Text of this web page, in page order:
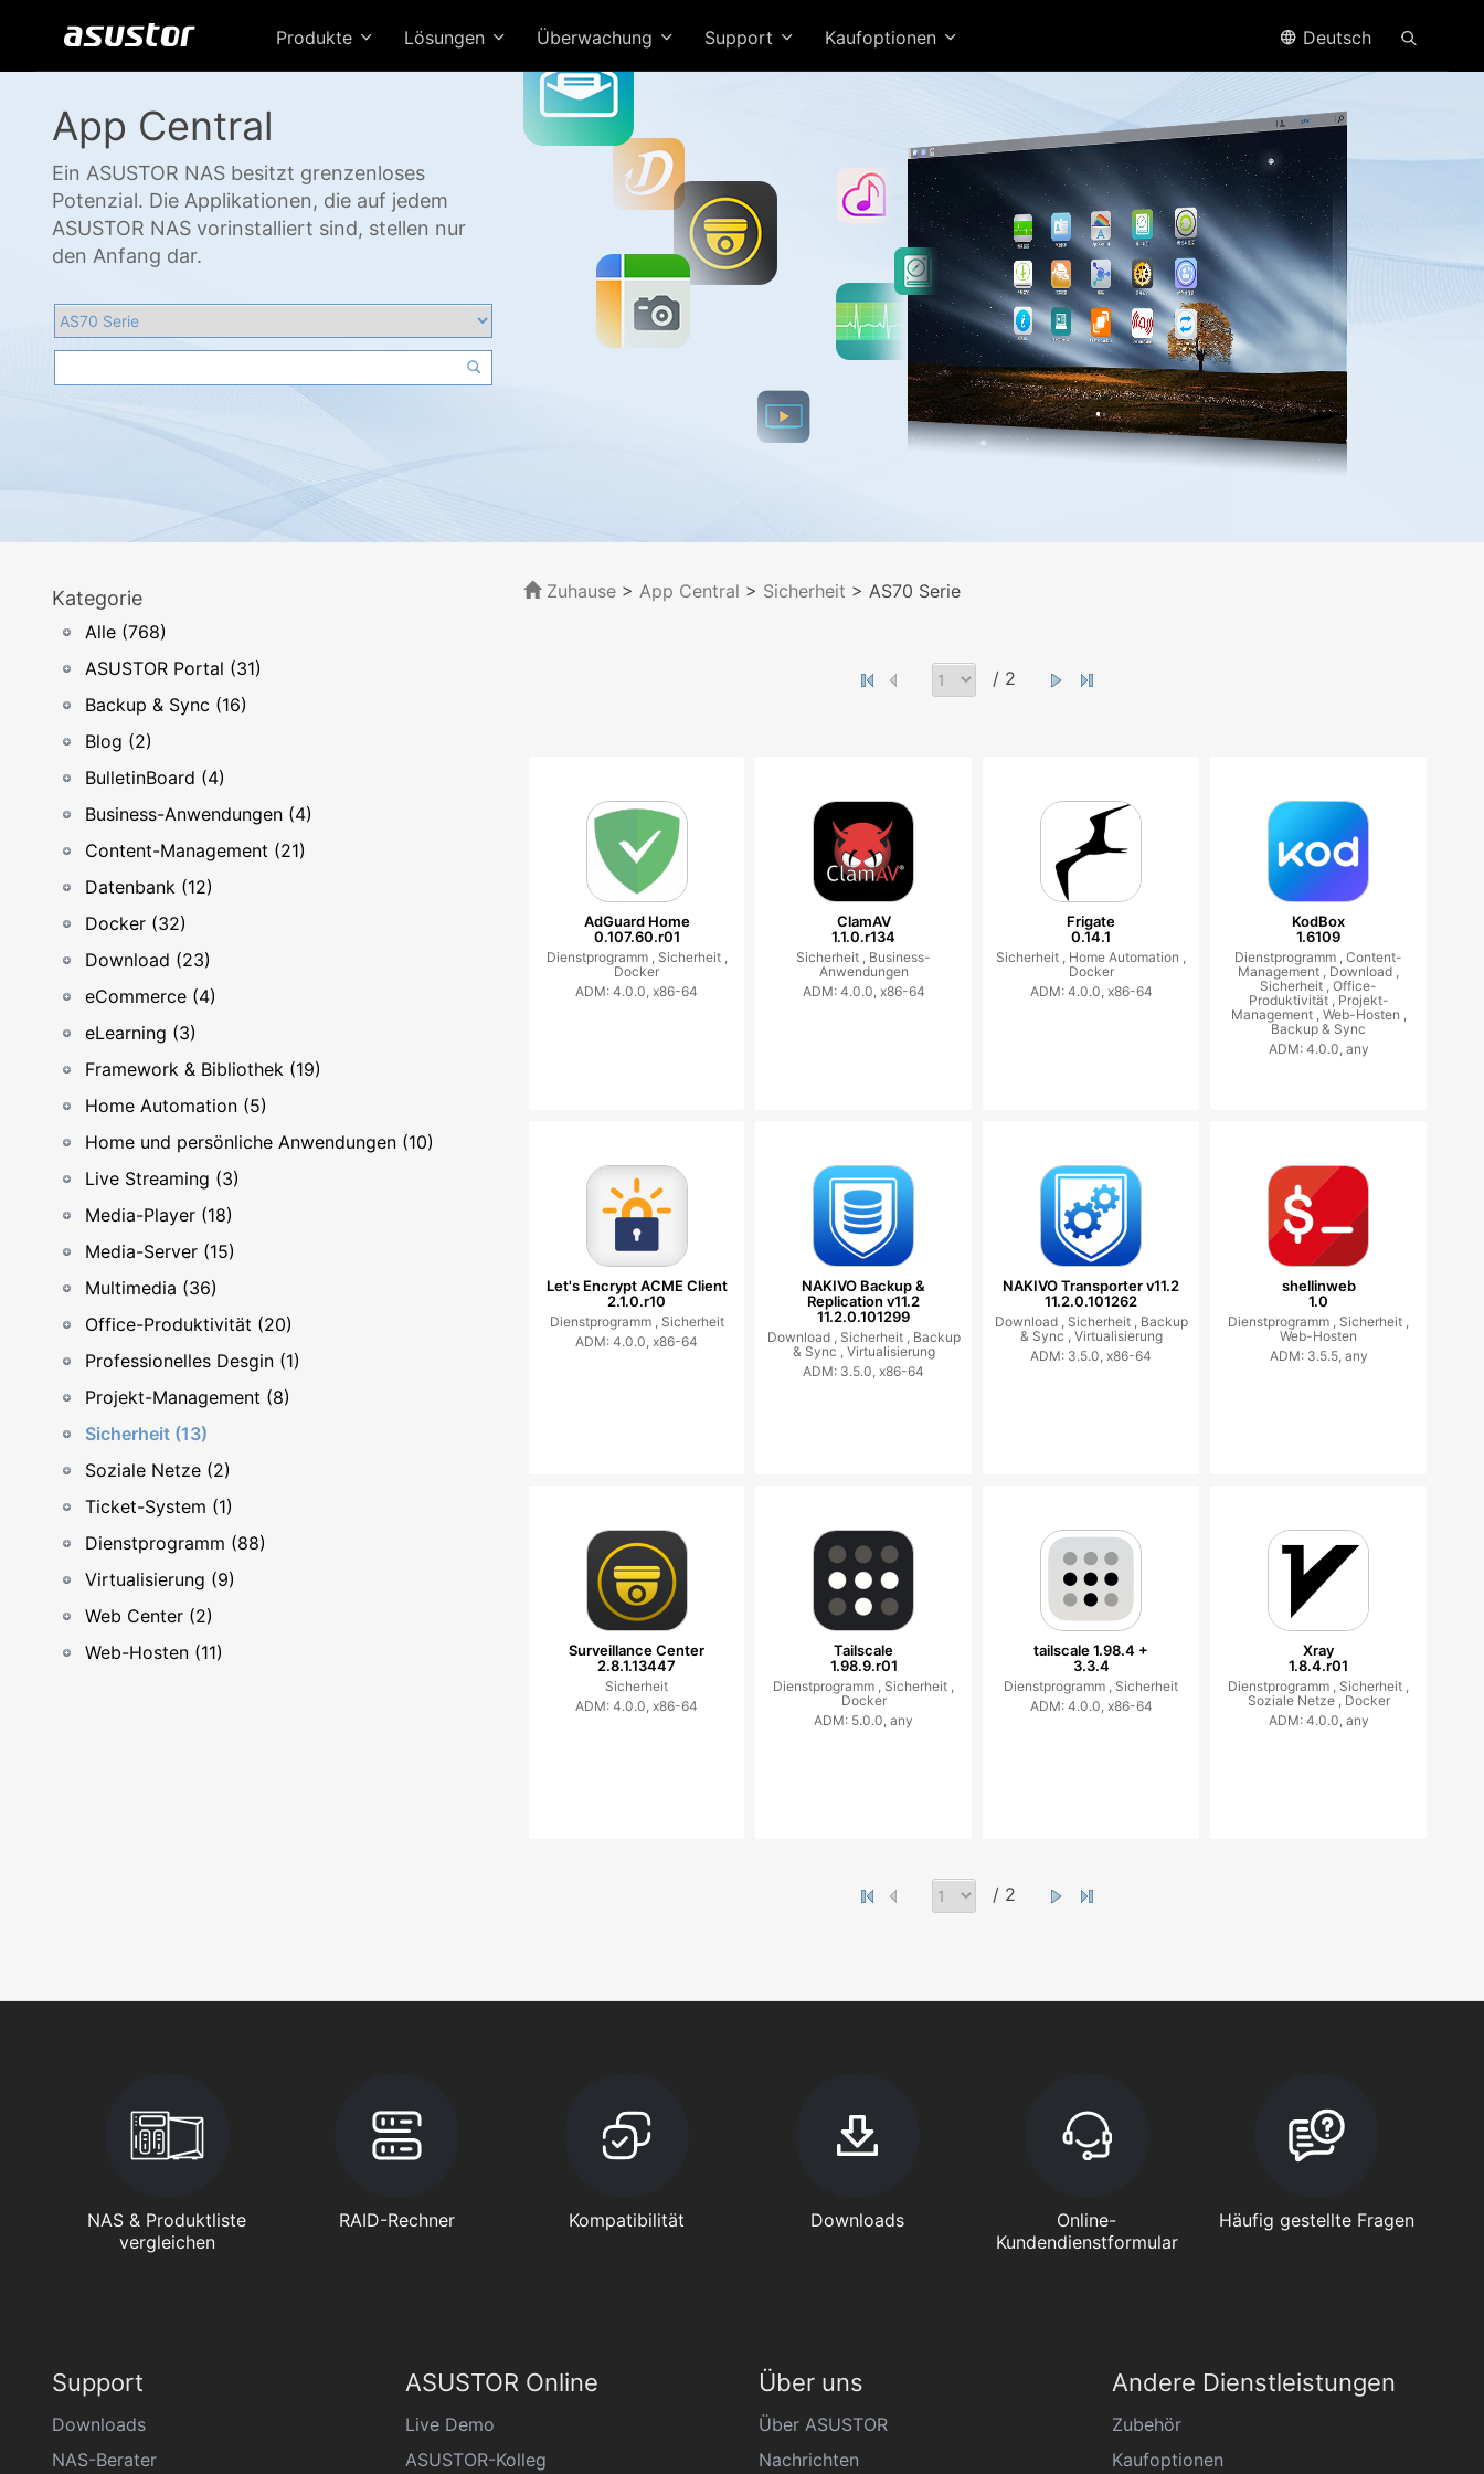
Produkte Lösungen Überwachung Support Kaufoptionen Deutsch
App Central
Ein ASUSTOR NAS besitzt grenzenloses
Potenzial. Die Applikationen, die auf jedem
ASUSTOR NAS vorinstalliert sind, stellen nur
den Anfang dar.
Kategorie
Alle (768)
ASUSTOR Portal (31)
Backup & Sync (16)
Blog (2)
BulletinBoard (4)
Business-Anwendungen (4)
Content-Management (21)
Datenbank (12)
Docker (32)
Download (23)
eCommerce (4)
eLearning (3)
Framework & Bibliothek (19)
Home Automation (5)
Home und persönliche Anwendungen (10)
Live Streaming (3)
Media-Player (18)
Media-Server (15)
Multimedia (36)
Office-Produktivität (20)
Professionelles Desgin (1)
Projekt-Management (8)
Sicherheit (13)
Soziale Netze (2)
Ticket-System (1)
Dienstprogramm (88)
Virtualisierung (9)
Web Center (2)
Web-Hosten (11)
Zuhause> App Central > Sicherheit > AS70 Serie
/ 2
AdGuard Home
0.107.60.r01
Dienstprogramm , Sicherheit ,
Docker
ADM: 4.0.0, x86-64
ClamAV
1.1.0.r134
Sicherheit , Business-
Anwendungen
ADM: 4.0.0, x86-64
Frigate
0.14.1
Sicherheit , Home Automation ,
Docker
ADM: 4.0.0, x86-64
KodBox
1.6109
Dienstprogramm ,Content-
Management , Download ,
Sicherheit ,Office-
Produktivität , Projekt-
Management , Web-Hosten ,
Backup & Sync
ADM: 4.0.0, any
Let's Encrypt ACME Client
2.1.0.r10
Dienstprogramm , Sicherheit
ADM: 4.0.0, x86-64
NAKIVO Backup &
Replication v11.2
11.2.0.101299
Download , Sicherheit , Backup
& Sync , Virtualisierung
ADM: 3.5.0, x86-64
NAKIVO Transporter v11.2
11.2.0.101262
Download , Sicherheit , Backup
& Sync , Virtualisierung
ADM: 3.5.0, x86-64
shellinweb
1.0
Dienstprogramm , Sicherheit ,
Web-Hosten
ADM: 3.5.5, any
Surveillance Center
2.8.1.13447
Sicherheit
ADM: 4.0.0, x86-64
Tailscale
1.98.9.r01
Dienstprogramm , Sicherheit ,
Docker
ADM: 5.0.0, any
tailscale 1.98.4 +
3.3.4
Dienstprogramm , Sicherheit
ADM: 4.0.0, x86-64
Xray
1.8.4.r01
Dienstprogramm , Sicherheit ,
Soziale Netze , Docker
ADM: 4.0.0, any
/ 2
NAS & Produktliste
vergleichen
RAID-Rechner Kompatibilität Downloads
Online-
Kundendienstformular
Häufig gestellte Fragen
Support
Downloads
NAS-Berater
ASUSTOR Online
Live Demo
ASUSTOR-Kolleg
Über uns
Über ASUSTOR
Nachrichten
Andere Dienstleistungen
Zubehör
Kaufoptionen